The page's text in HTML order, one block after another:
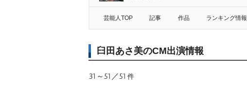
芸能人TOP 記事 作品 ランキング情報
臼田あさ美のCM出演情報
31～51／51 件